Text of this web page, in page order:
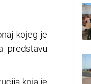
kojeg je
predstavu